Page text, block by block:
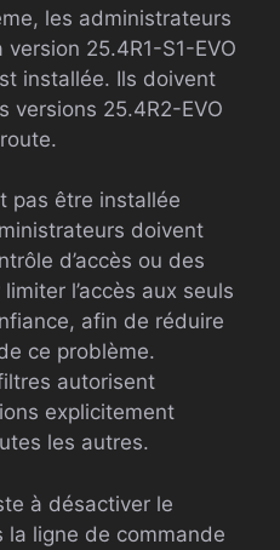
les administrateurs
version 25.4R1-S1-EVO
installée. Ils doivent
versions 25.4R2-EVO
pas être installée
doivent
d’accès ou des
l’accès aux seuls
afin de réduire
ce problème.
autorisent
explicitement
les autres.
à désactiver le
la ligne de commande